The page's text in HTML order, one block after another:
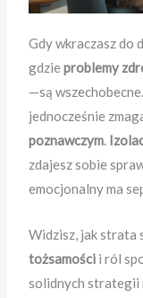
Gdy wkraczasz do
gdzieproblemy
—są
jednocześnie
poznawczym.
zdajesz sobie
emocjonalny ma
Widzisz, jak strata
tożsamości i ról
solidnych strategii